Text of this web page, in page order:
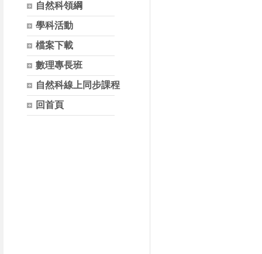
自然科領綱
學科活動
檔案下載
數理專長班
自然科線上同步課程
回首頁